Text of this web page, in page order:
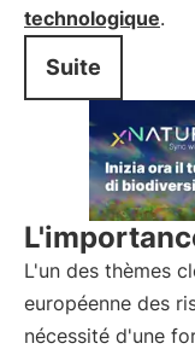
technologique.
Suite
L'un des thèmes
européenne des
nécessité d'une